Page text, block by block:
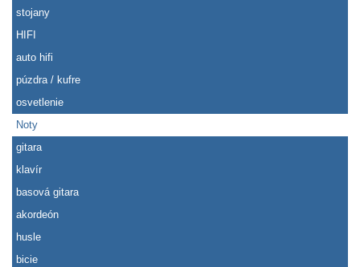
stojany
HIFI
auto hifi
púzdra / kufre
osvetlenie
Noty
gitara
klavír
basová gitara
akordeón
husle
bicie